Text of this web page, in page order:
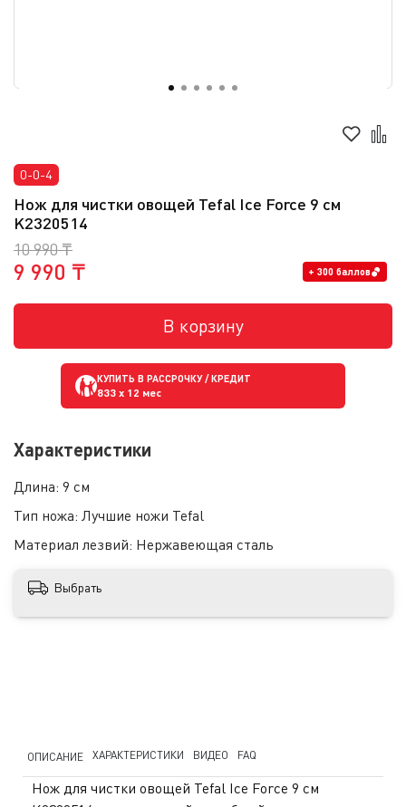
0-0-4
Нож для чистки овощей Tefal Ice Force 9 см
K2320514
10 990 ₸
9 990 ₸ + 300 баллов
В корзину
КУПИТЬ В РАССРОЧКУ / КРЕДИТ
833 x 12 мес
Характеристики
Длина: 9 см
Тип ножа: Лучшие ножи Tefal
Материал лезвий: Нержавеющая сталь
Выбрать
ОПИСАНИЕ ХАРАКТЕРИСТИКИ ВИДЕО FAQ
Нож для чистки овощей Tefal Ice Force 9 см